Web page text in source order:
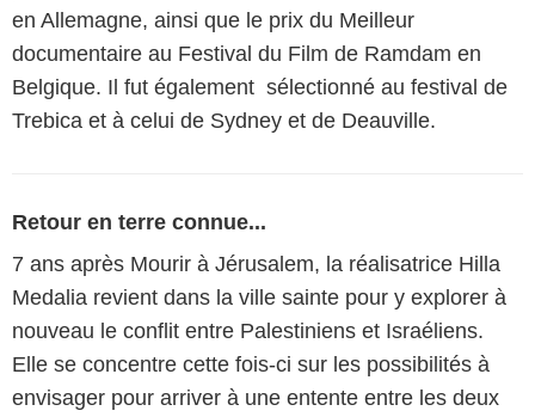
en Allemagne, ainsi que le prix du Meilleur
documentaire au Festival du Film de Ramdam en
Belgique. Il fut également sélectionné au festival de
Trebica et à celui de Sydney et de Deauville.
Retour en terre connue...
7 ans après Mourir à Jérusalem, la réalisatrice Hilla
Medalia revient dans la ville sainte pour y explorer à
nouveau le conflit entre Palestiniens et Israéliens.
Elle se concentre cette fois-ci sur les possibilités à
envisager pour arriver à une entente entre les deux